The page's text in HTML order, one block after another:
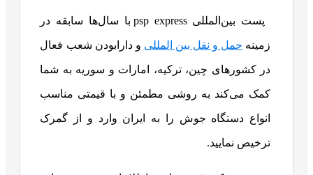
پست بین‌المللی psp express با سال‌ها سابقه در
زمینه حمل‌ و نقل بین‌ المللی و دارابودن شعب فعال
در کشورهای چین، ترکیه، امارات و سوریه به شما
کمک می‌کند به روشی مطمئن و با قیمتی مناسب
انواع دستگاه جوش را به ایران وارد و از گمرک
ترخیص نمایید.